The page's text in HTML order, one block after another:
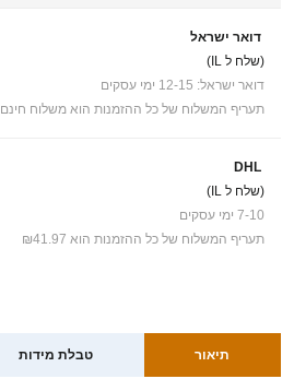
דואר ישראל
(שלח ל IL)
דואר ישראל: 12-15 ימי עסקים
תעריף המשלוח של כל ההזמנות הוא משלוח חינם
DHL
(שלח ל IL)
7-10 ימי עסקים
תעריף המשלוח של כל ההזמנות הוא ₪41.97
תיאור טבלת מידות